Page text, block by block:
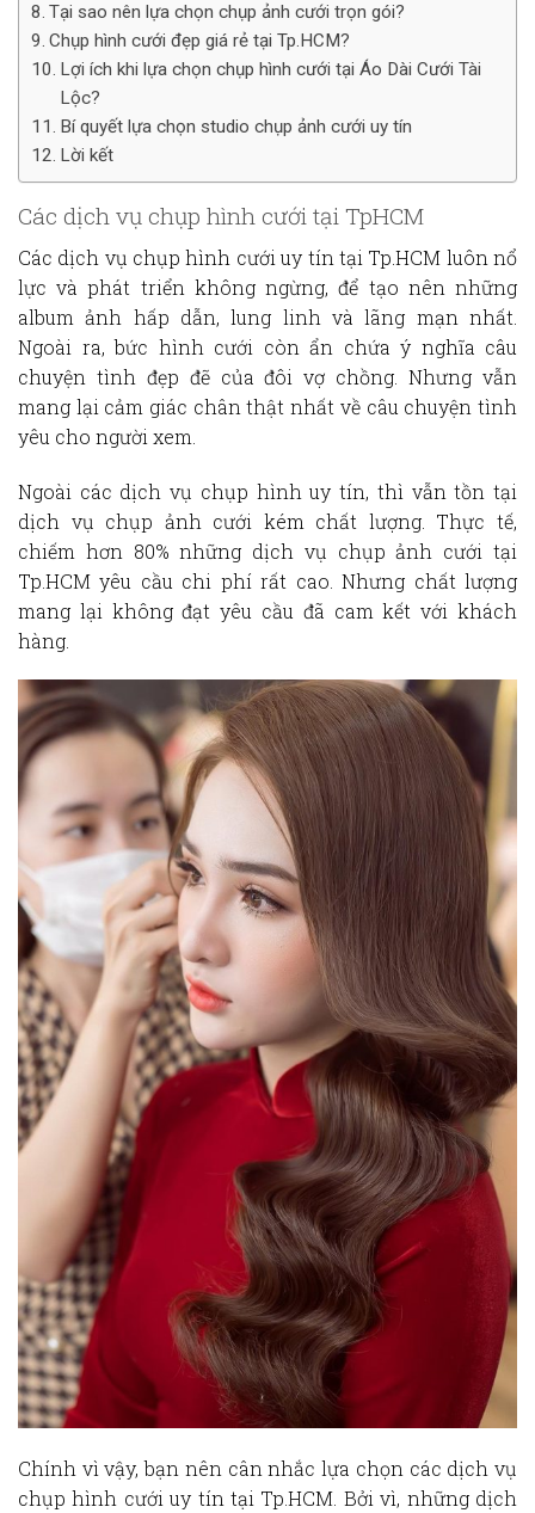
Tại sao nên lựa chọn chụp ảnh cưới trọn gói?
Chụp hình cưới đẹp giá rẻ tại Tp.HCM?
Lợi ích khi lựa chọn chụp hình cưới tại Áo Dài Cưới Tài
Lộc?
Bí quyết lựa chọn studio chụp ảnh cưới uy tín
Lời kết
Các dịch vụ chụp hình cưới tại TpHCM
Các dịch vụ chụp hình cưới uy tín tại Tp.HCM luôn nổ
lực và phát triển không ngừng, để tạo nên những
album ảnh hấp dẫn, lung linh và lãng mạn nhất.
Ngoài ra, bức hình cưới còn ẩn chứa ý nghĩa câu
chuyện tình đẹp đẽ của đôi vợ chồng. Nhưng vẫn
mang lại cảm giác chân thật nhất về câu chuyện tình
yêu cho người xem.
Ngoài các dịch vụ chụp hình uy tín, thì vẫn tồn tại
dịch vụ chụp ảnh cưới kém chất lượng. Thực tế,
chiếm hơn 80% những dịch vụ chụp ảnh cưới tại
Tp.HCM yêu cầu chi phí rất cao. Nhưng chất lượng
mang lại không đạt yêu cầu đã cam kết với khách
hàng.
Chính vì vậy, bạn nên cân nhắc lựa chọn các dịch vụ
chụp hình cướiuy tíntại Tp.HCM. Bởi vì, những dịch